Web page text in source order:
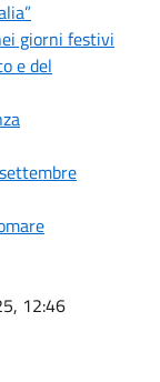
giorni festivi
e del
12:46